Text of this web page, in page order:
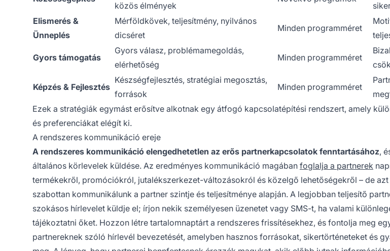
közös élmények
Elismerés &
Ünneplés
Mérföldkövek, teljesítmény, nyilvános
dicséret
Minden programméret
Gyors támogatás
Gyors válasz, problémamegoldás,
elérhetőség
Minden programméret
Képzés & Fejlesztés
Készségfejlesztés, stratégiai megosztás,
források
Minden programméret
Ezek a stratégiák egymást erősítve alkotnak egy átfogó kapcsolatépítési rendszert, amely
és preferenciákat elégít ki.
A rendszeres kommunikáció ereje
A rendszeres kommunikáció elengedhetetlen az erős partnerkapcsolatok fenntartásához,
általános körlevelek küldése. Az eredményes kommunikáció magában foglalja a partnerek
termékekről, promóciókról, jutalékszerkezet-változásokról és közelgő lehetőségekről – de
szabottan kommunikálunk a partner szintje és teljesítménye alapján. A legjobban teljesítő
szokásos hírlevelet küldje el; írjon nekik személyesen üzenetet vagy SMS-t, ha valami
tájékoztatni őket. Hozzon létre tartalomnaptárt a rendszeres frissítésekhez, és fontolja meg
partnereknek szóló hírlevél bevezetését, amelyben hasznos forrásokat, sikertörténeteket és